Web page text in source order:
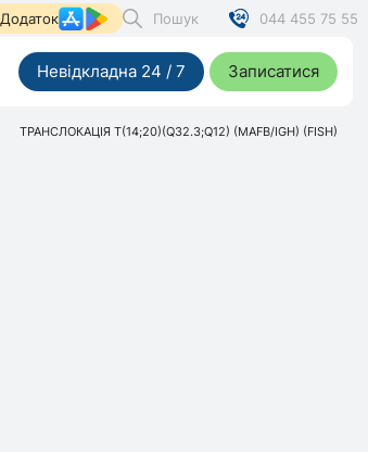
Додаток Пошук 044 455 75 55
Невідкладна 24 / 7 Записатися
ТРАНСЛОКАЦІЯ T(14;20)(Q32.3;Q12) (MAFB/IGH) (FISH)